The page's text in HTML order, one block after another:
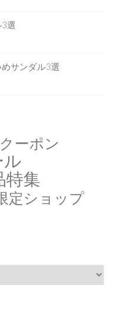
選
めサンダル3選
クーポン
ル
特集
定ショップ